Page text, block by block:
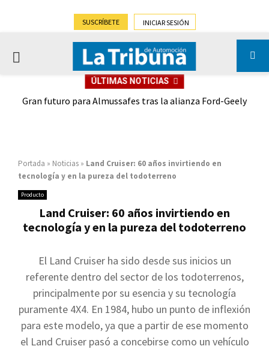
SUSCRÍBETE INICIAR SESIÓN
PRIMARY
ÚLTIMAS NOTICIAS
Gran futuro para Almussafes tras la alianza Ford-Geely
Portada » Noticias » Land Cruiser: 60 años invirtiendo en
tecnología y en la pureza del todoterreno
Producto
Land Cruiser: 60 años invirtiendo en
tecnología y en la pureza del todoterreno
El Land Cruiser ha sido desde sus inicios un
referente dentro del sector de los todoterrenos,
principalmente por su esencia y su tecnología
puramente 4X4. En 1984, hubo un punto de inflexión
para este modelo, ya que a partir de ese momento
el Land Cruiser pasó a concebirse como un vehículo